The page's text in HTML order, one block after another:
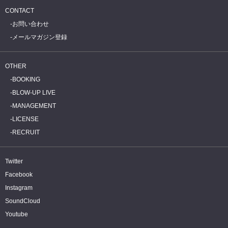
CONTACT
お問い合わせ
メールマガジン登録
OTHER
BOOKING
BLOW-UP LIVE
MANAGEMENT
LICENSE
RECRUIT
Twitter
Facebook
Instagram
SoundCloud
Youtube